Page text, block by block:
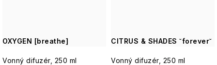
OXYGEN [breathe]
Vonný difuzér, 250 ml
CITRUS & SHADES ˘forever˘
Vonný difuzér, 250 ml